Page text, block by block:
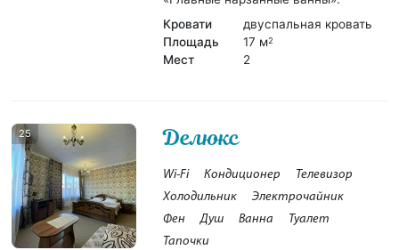
Кровати
двуспальная кровать
Площадь
17 м2
Мест 2
25 Делюкс
Wi-Fi Кондиционер
Телевизор
Холодильник
Электрочайник
Фен
Душ Ванна
Туалет
Тапочки